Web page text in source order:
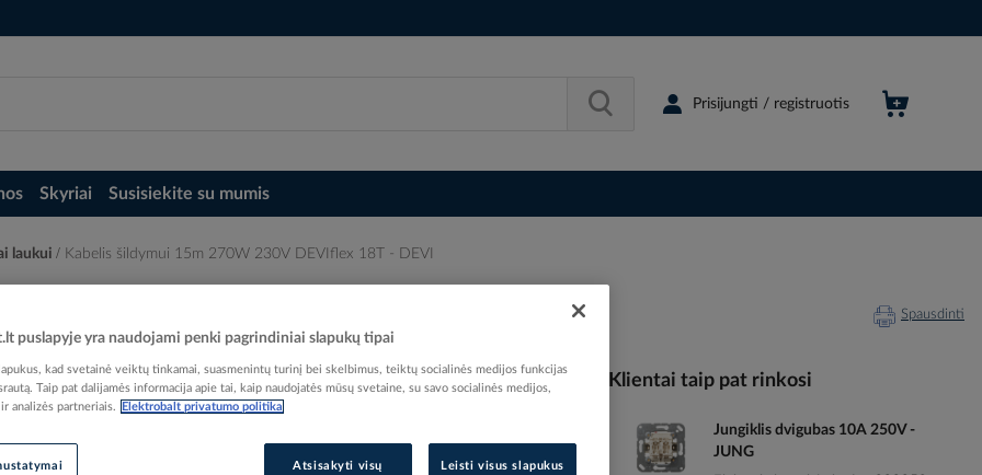
Prisijungti / registruotis
Skyriai Susisiekite su mumis
laukui Kabelis šildymui 15m 270W 230V DEVIflex 18T - DEVI
18T - DEVI Spausdinti
5703466223734
Klientai taip pat rinkosi
Jungiklis dvigubas 10A 250V -
JUNG
puslapyje yra naudojami penki pagrindiniai slapukų tipai
kad svetainė veiktų tinkamai, suasmenintų turinį bei skelbimus, teiktų socialinės medijos funkcijas
Taip pat dalijamės informacija apie tai, kaip naudojatės mūsų svetaine, su savo socialinės medijos,
analizės partneriais.
Elektrobalt privatumo politika
Atsisakyti visų Leisti visus slapukus